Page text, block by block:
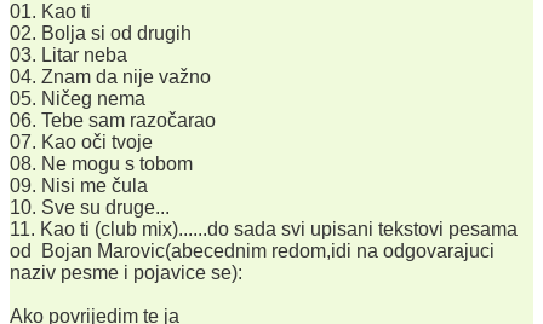
01. Kao ti
02. Bolja si od drugih
03. Litar neba
04. Znam da nije važno
05. Ničeg nema
06. Tebe sam razočarao
07. Kao oči tvoje
08. Ne mogu s tobom
09. Nisi me čula
10. Sve su druge...
11. Kao ti (club mix)......do sada svi upisani tekstovi pesama
od Bojan Marovic(abecednim redom,idi na odgovarajuci
naziv pesme i pojavice se):
Ako povrijedim te ja